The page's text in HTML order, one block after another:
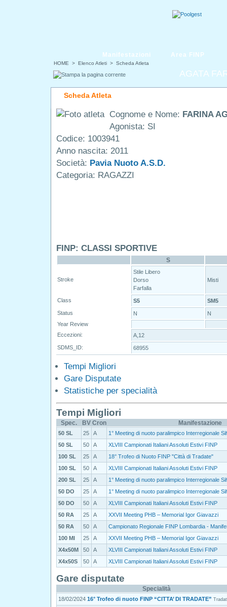
HOME > Elenco Atleti > Scheda Atleta
Manifestazioni Area FINP
AGATA
Scheda Atleta
Cognome e Nome: FARINA
Agonista: SI
Codice: 1003941
Anno nascita: 2011
Società: Pavia Nuoto A.S.D.
Categoria: RAGAZZI
FINP: CLASSI SPORTIVE
S
Stroke
Stile Libero
Dorso
Farfalla
Misti
Class S5
SM5
Status
N
N
Year Review
Eccezioni:
A,12
SDMS_ID:
68955
Tempi Migliori
Gare Disputate
Statistiche per specialità
Tempi Migliori
Spec. BV Cron Manifestazione
50 SL 25 A
1° Meeting di nuoto paralimpico Interregionale
50 SL
50 A
XLVIII Campionati Italiani Assoluti Estivi FINP
100 SL
25 A
18° Trofeo di Nuoto FINP "Città di Tradate"
100 SL
50 A
XLVIII Campionati Italiani Assoluti Estivi FINP
200 SL
25 A
1° Meeting di nuoto paralimpico Interregionale
50 DO
25 A
1° Meeting di nuoto paralimpico Interregionale
50 DO
50 A
XLVIII Campionati Italiani Assoluti Estivi FINP
50 RA
25 A
XXVII Meeting PHB – Memorial Igor Giavazzi
50 RA
50 A
Campionato Regionale FINP Lombardia -
100 MI
25 A
XXVII Meeting PHB – Memorial Igor Giavazzi
X4x50M
50 A
XLVIII Campionati Italiani Assoluti Estivi FINP
X4x50S
50 A XLVIII Campionati Italiani Assoluti Estivi FINP
Gare disputate
Specialità
18/02/2024 16° Trofeo di nuoto FINP “CITTA’ DI TRADATE”